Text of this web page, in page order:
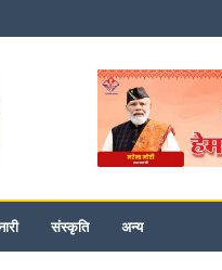
संस्कृति अन्य